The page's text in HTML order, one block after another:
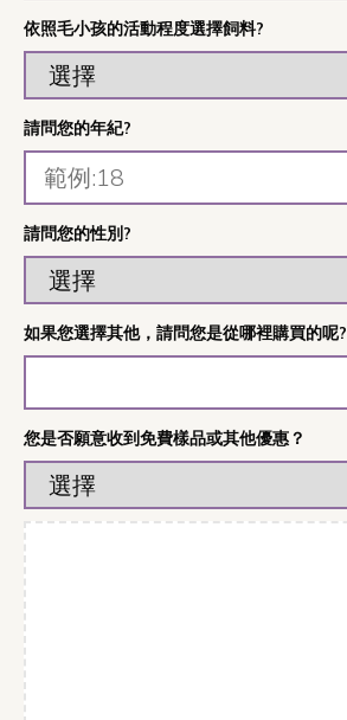
依照毛小孩的活動程度選擇飼料?
請問您的年紀?
請問您的性別?
如果您選擇其他，請問您是從哪裡購買的呢?
您是否願意收到免費樣品或其他優惠？